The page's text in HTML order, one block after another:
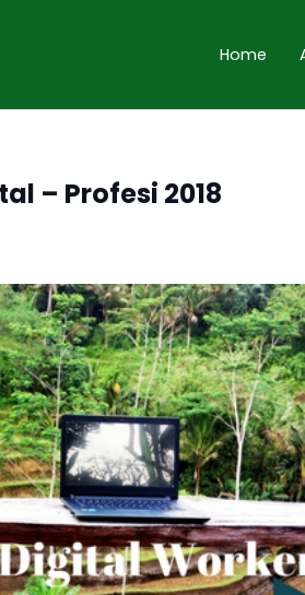
Home
– Profesi 2018